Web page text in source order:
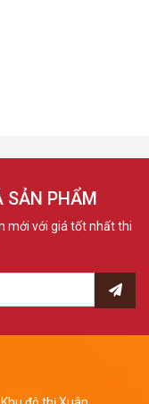
SẢN PHẨM
mới với giá tốt nhất thi